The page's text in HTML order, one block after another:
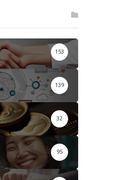
153
139
32
95